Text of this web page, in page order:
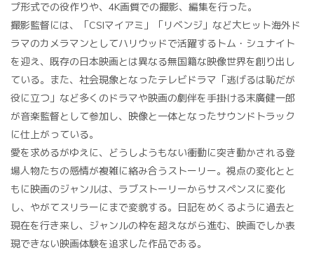
プ形式での役作りや、4K画質での撮影、編集を行った。
撮影監督には、「CSIマイアミ」「リベンジ」など大ヒット海外ド
ラマのカメラマンとしてハリウッドで活躍するトム・シュナイト
を迎え、既存の日本映画とは異なる無国籍な映像世界を創り出し
ている。また、社会現象となったテレビドラマ「逃げるは恥だが
役に立つ」など多くのドラマや映画の劇伴を手掛ける末廣健一郎
が音楽監督として参加し、映像と一体となったサウンドトラック
に仕上がっている。
愛を求めるがゆえに、どうしようもない衝動に突き動かされる登
場人物たちの感情が複雑に絡み合うストーリー。視点の変化とと
もに映画のジャンルは、ラブストーリーからサスペンスに変化
し、やがてスリラーにまで変貌する。日記をめくるように過去と
現在を行き来し、ジャンルの枠を超えながら進む、映画でしか表
現できない映画体験を追求した作品である。